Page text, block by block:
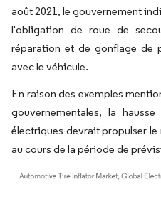
août 2021, le gouvernement
l'obligation de roue de
réparation et de gonflage de
avec le véhicule.
En raison des exemples
gouvernementales, la
électriques devrait propulser
au cours de la période de